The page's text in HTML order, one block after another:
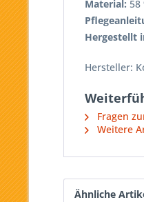
Material: 58
Hergestellt
Hersteller:
Fragen
Weitere
Ähnliche